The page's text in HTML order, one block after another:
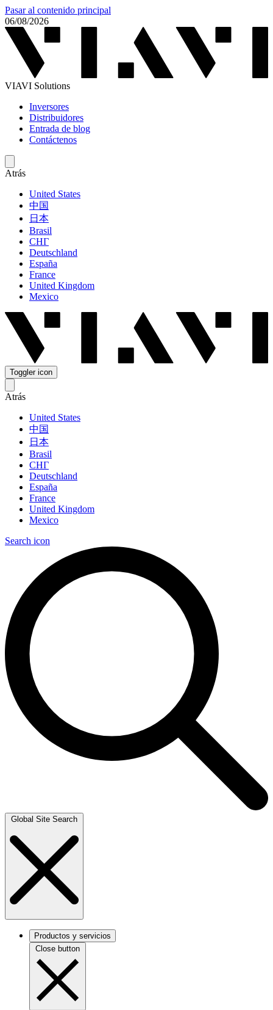
Pasar al contenido principal
06/08/2026
VIAVI Solutions
Inversores
Distribuidores
Entrada de blog
Contáctenos
Atrás
United States
中国
日本
Brasil
СНГ
Deutschland
España
France
United Kingdom
Mexico
Toggler icon
Atrás
United States
中国
日本
Brasil
СНГ
Deutschland
España
France
United Kingdom
Mexico
Search icon
Global Site Search
Productos y servicios
Close button